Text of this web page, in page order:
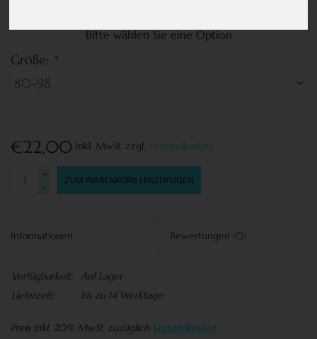
Bitte wählen Sie eine Option
Größe: *
€22,00 Inkl. MwSt. zzgl. Versandkosten
+
-
ZUM WARENKORB HINZUFÜGEN
Informationen Bewertungen (0)
Verfügbarkeit:
Auf Lager
Lieferzeit:
bis zu 14 Werktage
Preis inkl. 20% MwSt. zuzüglich Versandkosten